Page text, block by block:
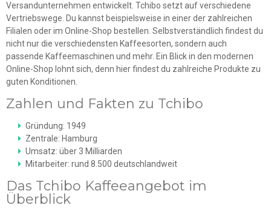
Versandunternehmen entwickelt. Tchibo setzt auf verschiedene
Vertriebswege. Du kannst beispielsweise in einer der zahlreichen
Filialen oder im Online-Shop bestellen. Selbstverständlich findest du
nicht nur die verschiedensten Kaffeesorten, sondern auch
passende Kaffeemaschinen und mehr. Ein Blick in den modernen
Online-Shop lohnt sich, denn hier findest du zahlreiche Produkte zu
guten Konditionen.
Zahlen und Fakten zu Tchibo
Gründung: 1949
Zentrale: Hamburg
Umsatz: über 3 Milliarden
Mitarbeiter: rund 8.500 deutschlandweit
Das Tchibo Kaffeeangebot im
Überblick